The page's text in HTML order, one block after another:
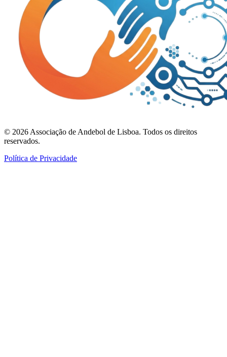
© 2026 Associação de Andebol de Lisboa. Todos os direitos
reservados.
Política de Privacidade